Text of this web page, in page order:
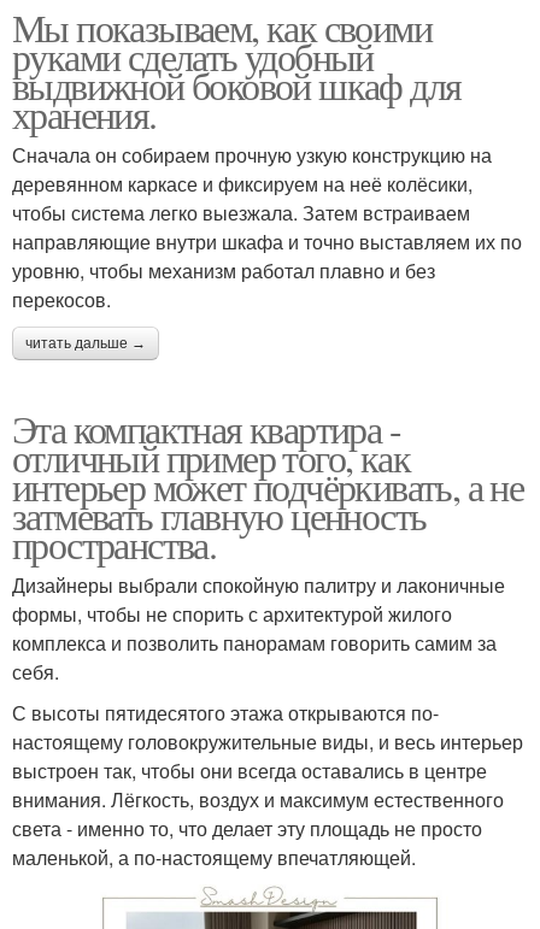
Мы показываем, как своими
руками сделать удобный
выдвижной боковой шкаф для
хранения.
Сначала он собираем прочную узкую конструкцию на
деревянном каркасе и фиксируем на неё колёсики,
чтобы система легко выезжала. Затем встраиваем
направляющие внутри шкафа и точно выставляем их по
уровню, чтобы механизм работал плавно и без
перекосов.
читать дальше →
Эта компактная квартира -
отличный пример того, как
интерьер может подчёркивать, а не
затмевать главную ценность
пространства.
Дизайнеры выбрали спокойную палитру и лаконичные
формы, чтобы не спорить с архитектурой жилого
комплекса и позволить панорамам говорить самим за
себя.
С высоты пятидесятого этажа открываются по-
настоящему головокружительные виды, и весь интерьер
выстроен так, чтобы они всегда оставались в центре
внимания. Лёгкость, воздух и максимум естественного
света - именно то, что делает эту площадь не просто
маленькой, а по-настоящему впечатляющей.